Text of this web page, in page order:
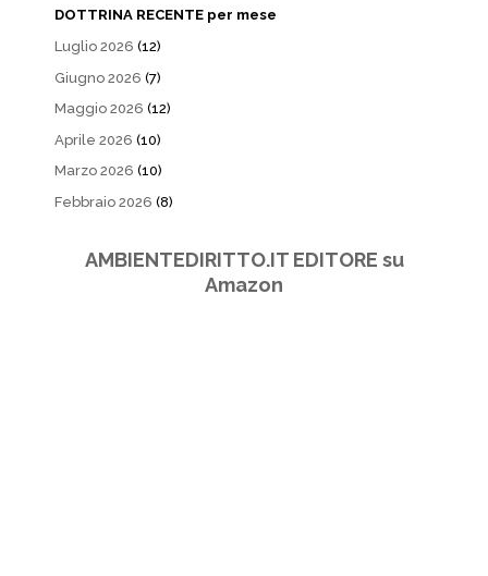
DOTTRINA RECENTE per mese
Luglio 2026 (12)
Giugno 2026 (7)
Maggio 2026 (12)
Aprile 2026 (10)
Marzo 2026 (10)
Febbraio 2026 (8)
AMBIENTEDIRITTO.IT EDITORE su
Amazon